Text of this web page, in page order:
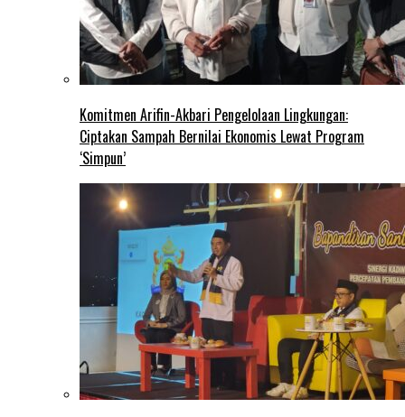
Komitmen Arifin-Akbari Pengelolaan Lingkungan:
Ciptakan Sampah Bernilai Ekonomis Lewat Program
‘Simpun’